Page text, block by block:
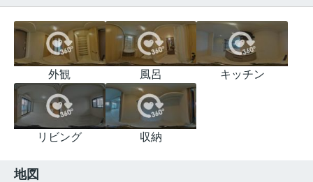
外観 風呂 キッチン
リビング 収納
地図